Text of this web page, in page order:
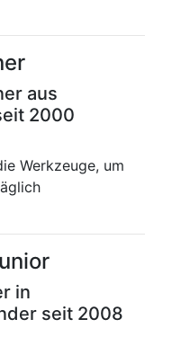
aus
2000
Werkzeuge, um
in
seit 2008